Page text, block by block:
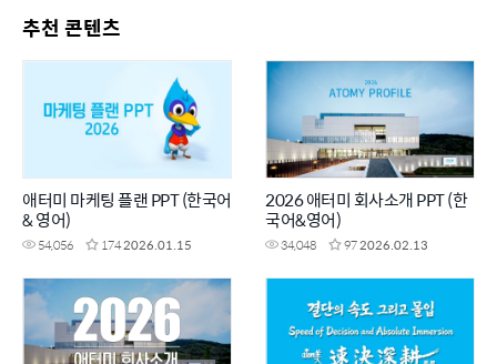
추천 콘텐츠
애터미 마케팅 플랜 PPT (한국어
& 영어)
54,056 1742026.01.15
2026 애터미 회사소개 PPT (한
국어&영어)
34,048 972026.02.13